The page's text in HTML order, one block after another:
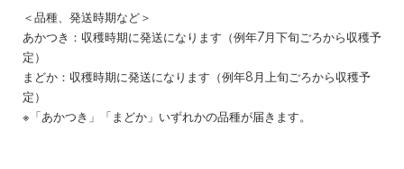
＜品種、発送時期など＞
あかつき：収穫時期に発送になります（例年7月下旬ごろから収穫予
定）
まどか：収穫時期に発送になります（例年8月上旬ごろから収穫予
定）
※「あかつき」「まどか」いずれかの品種が届きます。